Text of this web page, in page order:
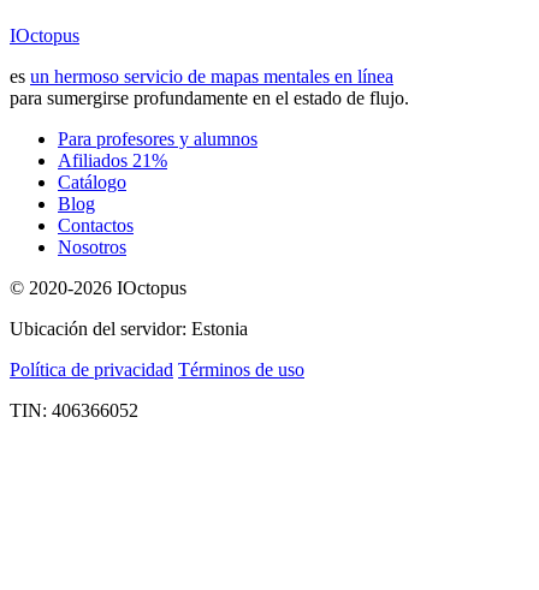
IOctopus
es un hermoso servicio de mapas mentales en línea
para sumergirse profundamente en el estado de flujo.
Para profesores y alumnos
Afiliados 21%
Catálogo
Blog
Contactos
Nosotros
© 2020-2026 IOctopus
Ubicación del servidor: Estonia
Política de privacidad Términos de uso
TIN: 406366052